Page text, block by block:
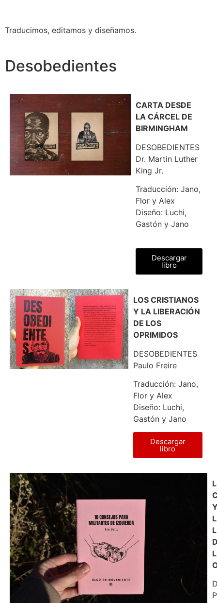
Traducimos, editamos y diseñamos.
Desobedientes
CARTA DESDE
LA CÁRCEL DE
BIRMINGHAM
DESOBEDIENTES
Dr. Martin Luther
King Jr.
Traducción: Jano,
Flor y Alex
Diseño: Luchi,
Gastón y Jano
Descargar
libro
LOS CRISTIANOS
Y LA LIBERACIÓN
DE LOS
OPRIMIDOS
DESOBEDIENTES
Paulo Freire
Traducción: Jano,
Flor y Alex
Diseño: Luchi,
Gastón y Jano
Descargar
libro